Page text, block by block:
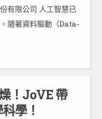
有限公司 人工智慧已
隨著資料驅動（Data-
！JoVE 帶
學！